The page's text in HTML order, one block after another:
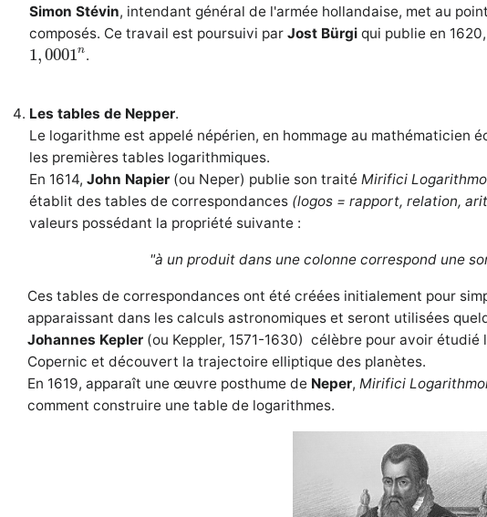
Simon Stévin, intendant général de l'armée hollandaise, met au
composés. Ce travail est poursuivi parJost Bürgi qui publie en
1,0001n
1 0001n.
Les tables de Nepper.
Le logarithme est appelé népérien, en hommage au mathématicien
les premières tables logarithmiques.
En 1614,John Napier (ou Neper) publie son traitéMirifici
établit des tables de correspondances (logos = rapport, relation,
valeurs possédant la propriété suivante :
"à un produit dans une colonne correspond une
Ces tables de correspondances ont été créées initialement pour
apparaissant dans les calculs astronomiques et seront utilisées
Johannes Kepler (ou Keppler, 1571-1630) célèbre pour avoir
Copernic et découvert la trajectoire elliptique des planètes.
En 1619, apparaît une œuvre posthume de Neper,Mirifici
comment construire une table de logarithmes.